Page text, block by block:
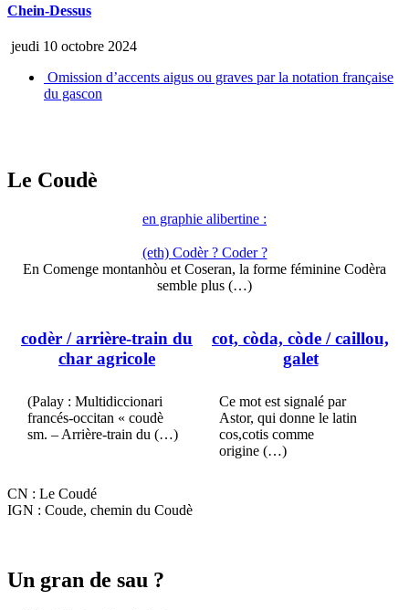
Chein-Dessus
jeudi 10 octobre 2024
Omission d’accents aigus ou graves par la notation française
du gascon
Le Coudè
en graphie alibertine :
(eth) Codèr ? Coder ?
En Comenge montanhòu et Coseran, la forme féminine Codèra
semble plus (…)
codèr / arrière-train du
char agricole
(Palay : Multidiccionari
francés-occitan « coudè
sm. – Arrière-train du (…)
cot, còda, còde / caillou,
galet
Ce mot est signalé par
Astor, qui donne le latin
cos,cotis comme
origine (…)
CN : Le Coudé
IGN : Coude, chemin du Coudè
Un gran de sau ?